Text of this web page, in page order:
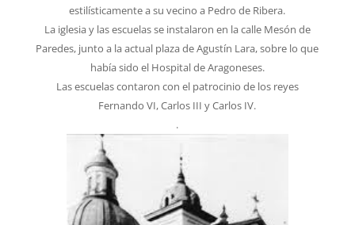
estilísticamente a su vecino a Pedro de Ribera.
La iglesia y las escuelas se instalaron en la calle Mesón de
Paredes, junto a la actual plaza de Agustín Lara, sobre lo que
había sido el Hospital de Aragoneses.
Las escuelas contaron con el patrocinio de los reyes
Fernando VI, Carlos III y Carlos IV.
.